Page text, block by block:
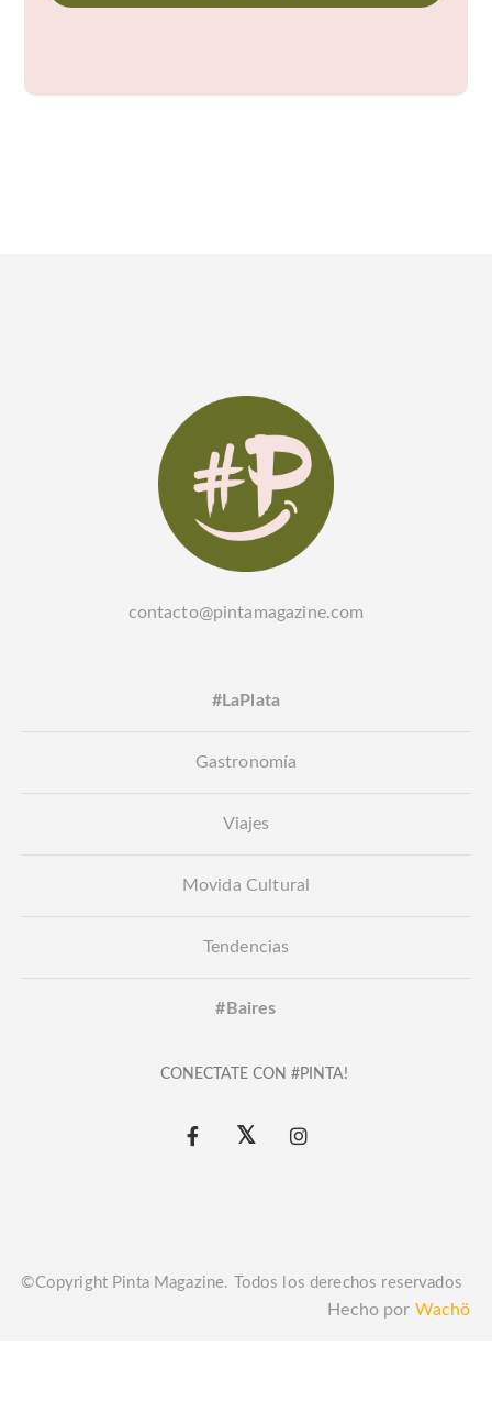
contacto@pintamagazine.com
#LaPlata
Gastronomía
Viajes
Movida Cultural
Tendencias
#Baires
CONECTATE CON #PINTA!
©Copyright Pinta Magazine. Todos los derechos reservados
Hecho por Wachö